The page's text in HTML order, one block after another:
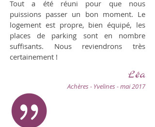
Tout a été réuni pour que nous
puissions passer un bon moment. Le
logement est propre, bien équipé, les
places de parking sont en nombre
suffisants. Nous reviendrons très
certainement !
Léa
Achères - Yvelines - mai 2017